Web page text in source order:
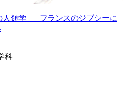
人類学 – フランスのジプシーに
科